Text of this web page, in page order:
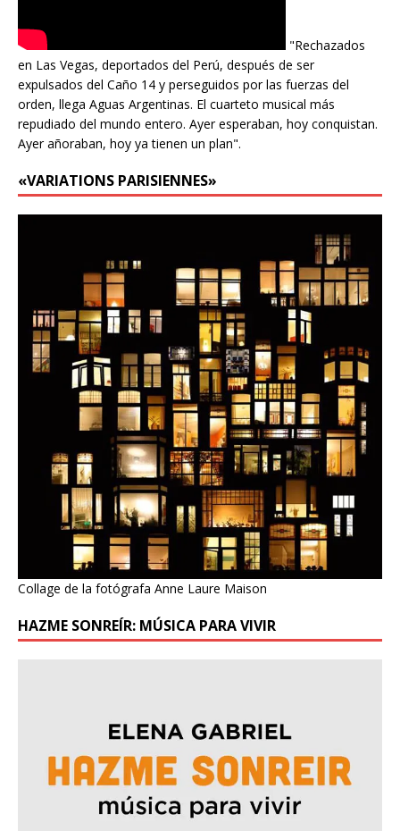
"Rechazados
en Las Vegas, deportados del Perú, después de ser
expulsados del Caño 14 y perseguidos por las fuerzas del
orden, llega Aguas Argentinas. El cuarteto musical más
repudiado del mundo entero. Ayer esperaban, hoy conquistan.
Ayer añoraban, hoy ya tienen un plan".
«VARIATIONS PARISIENNES»
Collage de la fotógrafa Anne Laure Maison
HAZME SONREÍR: MÚSICA PARA VIVIR